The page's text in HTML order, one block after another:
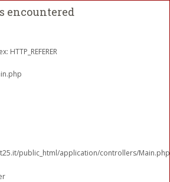
encountered
HTTP_REFERER
public_html/application/controllers/Main.php